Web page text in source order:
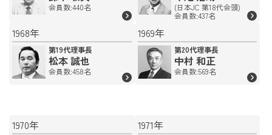
会員数:440名
(日本JC 第18代会頭)
会員数:437名
1968年
第19代理事長
松本 誠也
会員数:458名
1969年
第20代理事長
中村 和正
会員数:569名
1970年 1971年